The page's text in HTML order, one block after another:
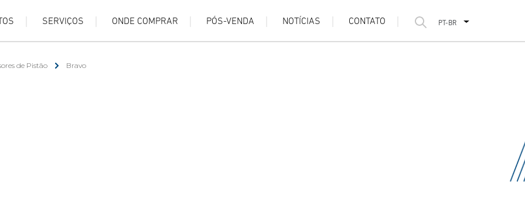
SERVIÇOS ONDE COMPRAR PÓS-VENDA NOTÍCIAS CONTATO PT-BR
de Pistão Bravo